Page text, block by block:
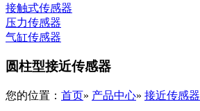
接触式传感器
压力传感器
气缸传感器
圆柱型接近传感器
您的位置： 首页» 产品中心» 接近传感器